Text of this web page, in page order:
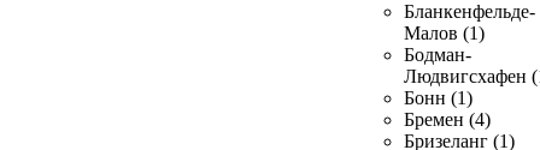
Бланкенфельде-
Малов (1)
Бодман-
Людвигсхафен
Бонн (1)
Бремен (4)
Бризеланг (1)